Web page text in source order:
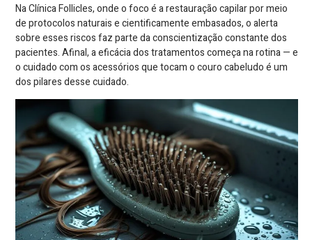
Na Clínica Follicles, onde o foco é a restauração capilar por meio
de protocolos naturais e cientificamente embasados, o alerta
sobre esses riscos faz parte da conscientização constante dos
pacientes. Afinal, a eficácia dos tratamentos começa na rotina — e
o cuidado com os acessórios que tocam o couro cabeludo é um
dos pilares desse cuidado.